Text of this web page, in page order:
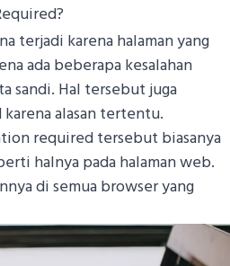
terjadi karena halaman yang
ada beberapa kesalahan
sandi. Hal tersebut juga
alasan tertentu.
required tersebut biasanya
halnya pada halaman web.
di semua browser yang